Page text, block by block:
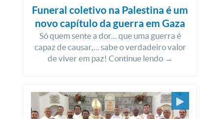
Funeral coletivo na Palestina é um
novo capítulo da guerra em Gaza
Só quem sente a dor... que uma guerra é
capaz de causar,... sabe o verdadeiro valor
de viver em paz! Continue lendo →